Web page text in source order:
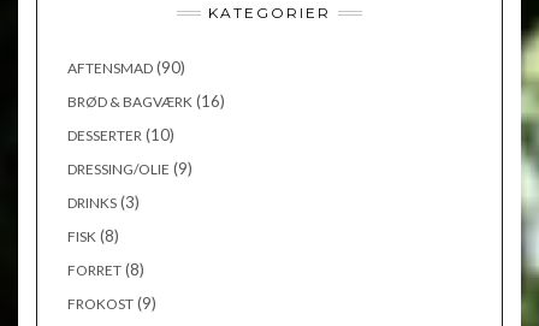
KATEGORIER
AFTENSMAD (90)
BRØD & BAGVÆRK (16)
DESSERTER (10)
DRESSING/OLIE (9)
DRINKS (3)
FISK (8)
FORRET (8)
FROKOST (9)